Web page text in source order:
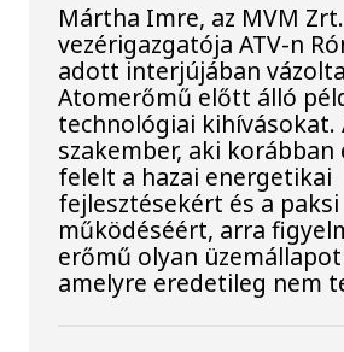
Mártha Imre, az MVM
vezérigazgatója ATV-n
adott interjújában
Atomerőmű előtt álló
technológiai kihívásokat.
szakember, aki korábban
felelt a hazai energetikai
fejlesztésekért és a
működéséért, arra
erőmű olyan
amelyre eredetileg nem